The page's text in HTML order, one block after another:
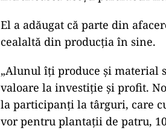
El a adăugat că parte din
cealaltă din producţia în sine.
„Alunul îţi produce şi material
valoare la investiţie şi profit.
la participanţi la târguri, care
vor pentru plantaţii de patru,